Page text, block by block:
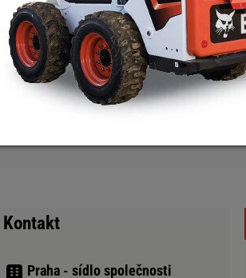
o terénní úpravy nebo zásobování stodoly
Kontakt
Praha - sídlo společnosti